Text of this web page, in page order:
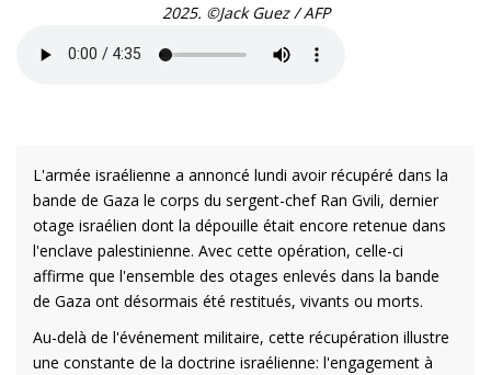
2025. ©Jack Guez / AFP
L'armée israélienne a annoncé lundi avoir récupéré dans la
bande de Gaza le corps du sergent-chef Ran Gvili, dernier
otage israélien dont la dépouille était encore retenue dans
l'enclave palestinienne. Avec cette opération, celle-ci
affirme que l'ensemble des otages enlevés dans la bande
de Gaza ont désormais été restitués, vivants ou morts.
Au-delà de l'événement militaire, cette récupération illustre
une constante de la doctrine israélienne: l'engagement à